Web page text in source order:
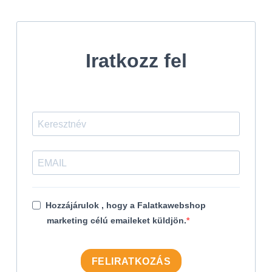
Iratkozz fel
Hozzájárulok , hogy a Falatkawebshop
marketing célú emaileket küldjön.
FELIRATKOZÁS